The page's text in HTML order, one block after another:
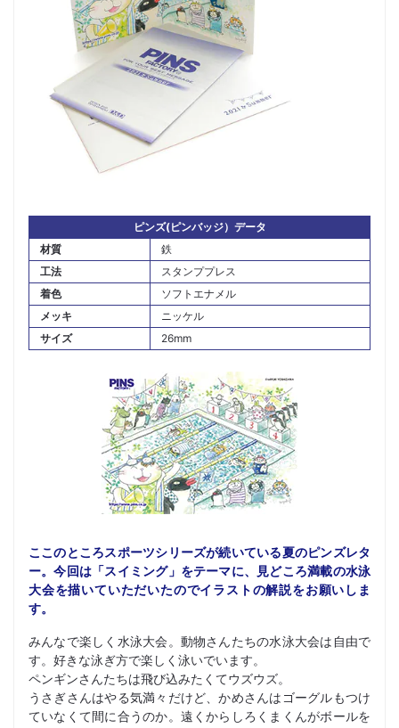
ピンズ(ピンバッジ）データ
材質
鉄
工法
スタンププレス
着色
ソフトエナメル
メッキ
ニッケル
サイズ
26mm
ここのところスポーツシリーズが続いている夏のピンズレタ
ー。今回は「スイミング」をテーマに、見どころ満載の水泳
大会を描いていただいたのでイラストの解説をお願いしま
す。
みんなで楽しく水泳大会。動物さんたちの水泳大会は自由で
す。好きな泳ぎ方で楽しく泳いでいます。
ペンギンさんたちは飛び込みたくてウズウズ。
うさぎさんはやる気満々だけど、かめさんはゴーグルもつけ
ていなくて間に合うのか。遠くからしろくまくんがボールを